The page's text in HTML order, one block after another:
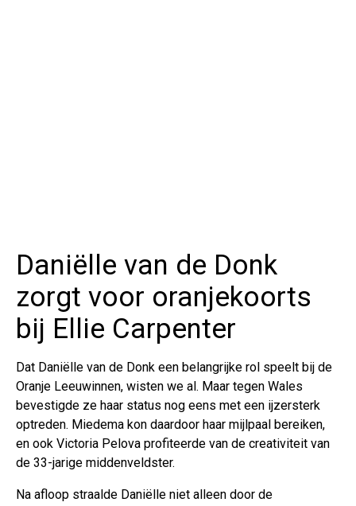
Daniëlle van de Donk
zorgt voor oranjekoorts
bij Ellie Carpenter
Dat Daniëlle van de Donk een belangrijke rol speelt bij de
Oranje Leeuwinnen, wisten we al. Maar tegen Wales
bevestigde ze haar status nog eens met een ijzersterk
optreden. Miedema kon daardoor haar mijlpaal bereiken,
en ook Victoria Pelova profiteerde van de creativiteit van
de 33-jarige middenveldster.
Na afloop straalde Daniëlle niet alleen door de